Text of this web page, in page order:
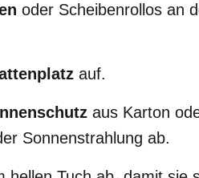
oder Scheibenrollos an
auf.
aus Karton
Sonnenstrahlung ab.